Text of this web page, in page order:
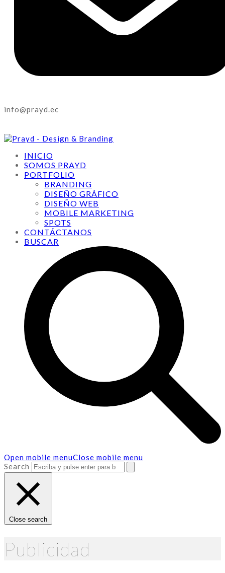
info@prayd.ec
INICIO
SOMOS PRAYD
PORTFOLIO
BRANDING
DISEÑO GRÁFICO
DISEÑO WEB
MOBILE MARKETING
SPOTS
CONTÁCTANOS
BUSCAR
Open mobile menuClose mobile menu
Search
Close search
Publicidad